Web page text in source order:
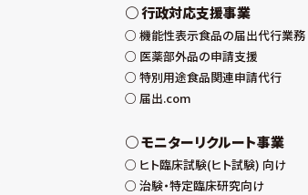
行政対応支援事業
機能性表示食品の届出代行業務
医薬部外品の申請支援
特別用途食品関連申請代行
届出.com
モニターリクルート事業
ヒト臨床試験(ヒト試験) 向け
治験・特定臨床研究向け